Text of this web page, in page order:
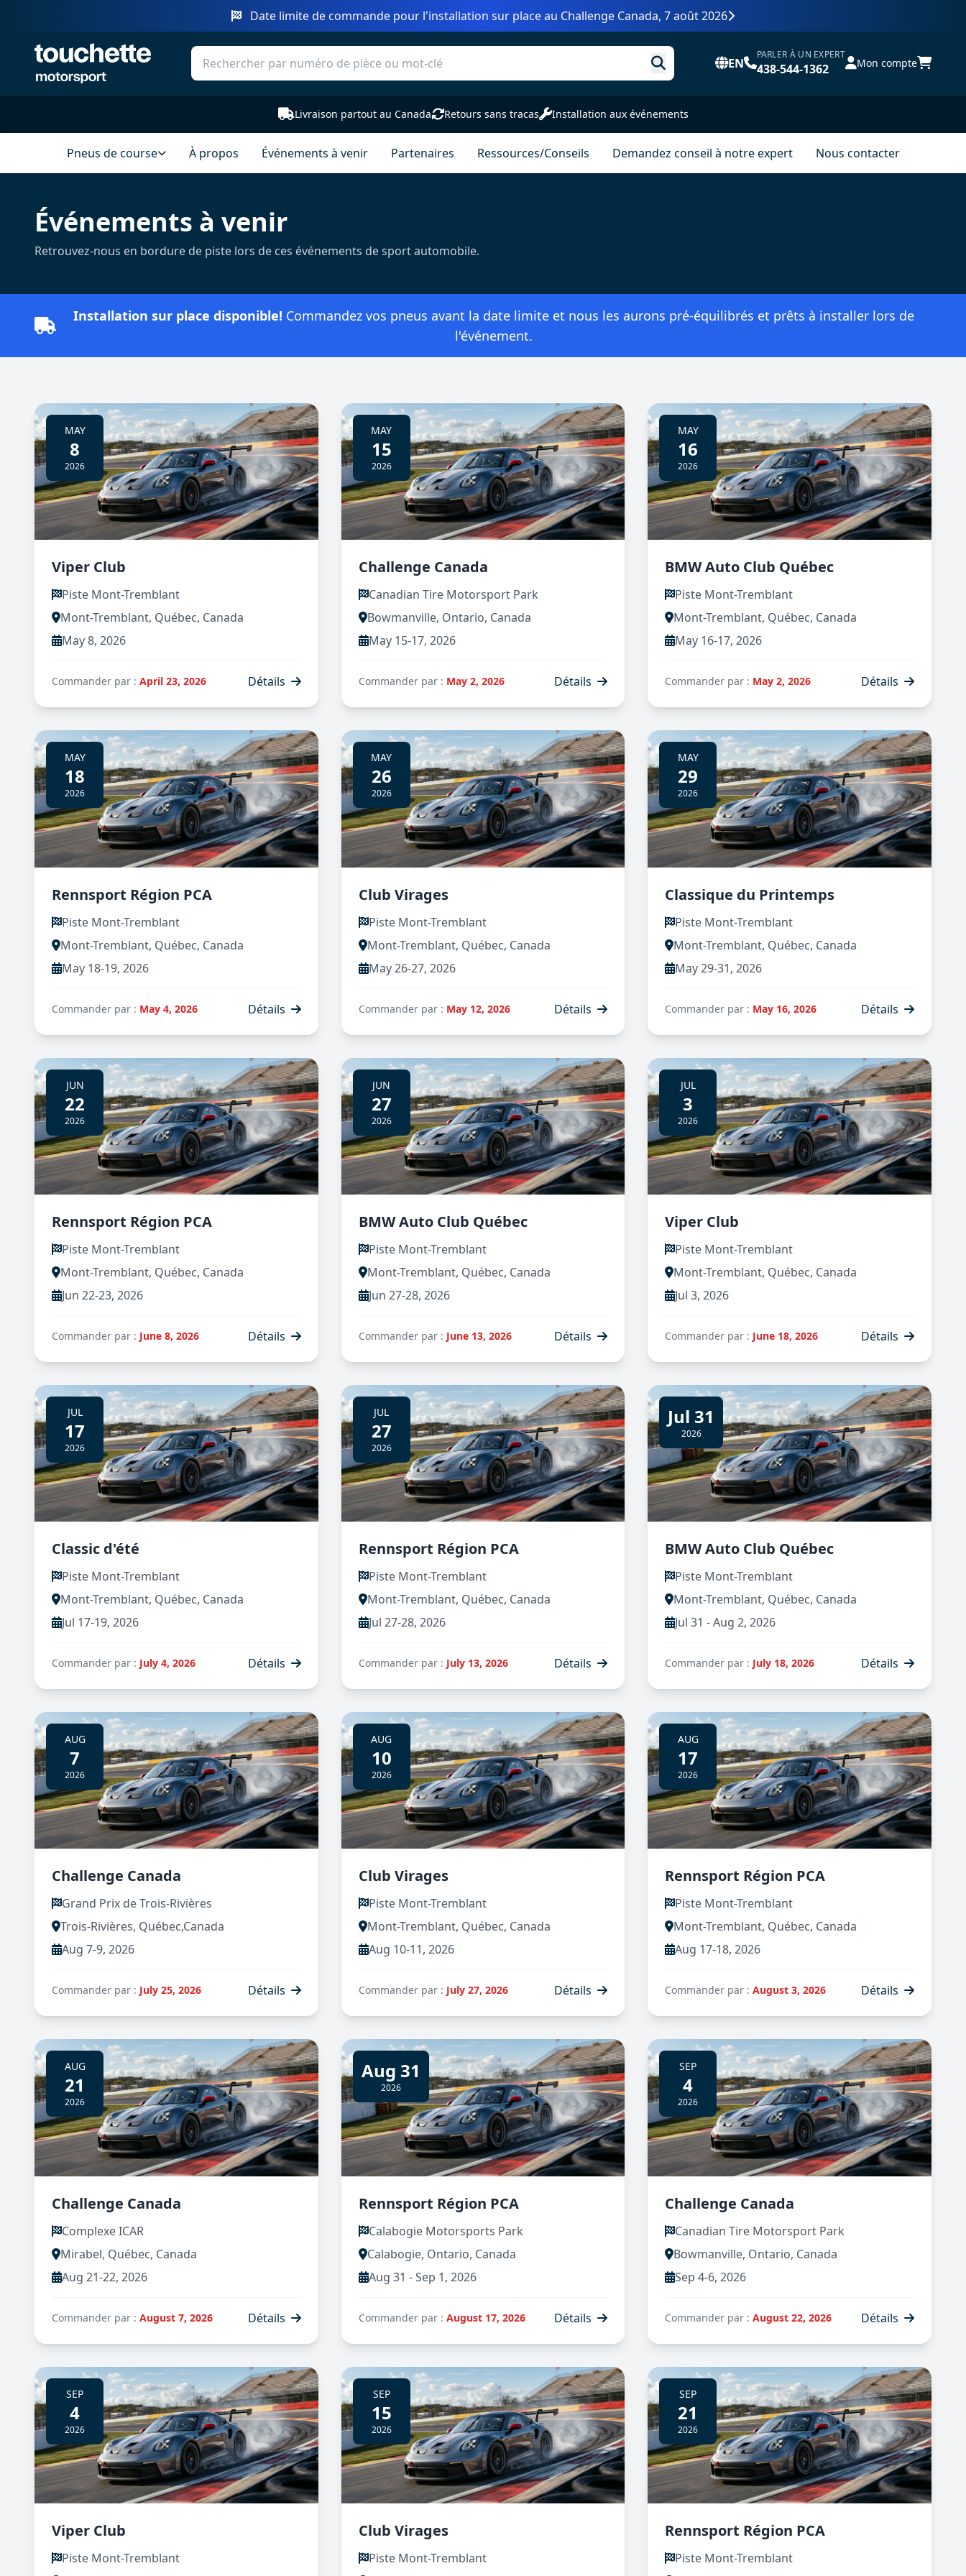
Date limite de commande pour l'installation sur place au Challenge Canada, 7 août 2026
EN
PARLER À UN EXPERT
438-544-1362 Mon compte
Livraison partout au Canada Retours sans tracas Installation aux événements
Pneus de course À propos Événements à venir Partenaires Ressources/Conseils Demandez conseil à notre expert Nous contacter
Événements à venir
Retrouvez-nous en bordure de piste lors de ces événements de sport automobile.
Installation sur place disponible! Commandez vos pneus avant la date limite et nous les aurons pré-équilibrés et prêts à installer lors de
l'événement.
MAY
8
2026
Viper Club
Piste Mont-Tremblant
Mont-Tremblant, Québec, Canada
May 8, 2026
Commander par : April 23, 2026 Détails
MAY
15
2026
Challenge Canada
Canadian Tire Motorsport Park
Bowmanville, Ontario, Canada
May 15-17, 2026
Commander par : May 2, 2026 Détails
MAY
16
2026
BMW Auto Club Québec
Piste Mont-Tremblant
Mont-Tremblant, Québec, Canada
May 16-17, 2026
Commander par : May 2, 2026 Détails
MAY
18
2026
Rennsport Région PCA
Piste Mont-Tremblant
Mont-Tremblant, Québec, Canada
May 18-19, 2026
Commander par : May 4, 2026 Détails
MAY
26
2026
Club Virages
Piste Mont-Tremblant
Mont-Tremblant, Québec, Canada
May 26-27, 2026
Commander par : May 12, 2026 Détails
MAY
29
2026
Classique du Printemps
Piste Mont-Tremblant
Mont-Tremblant, Québec, Canada
May 29-31, 2026
Commander par : May 16, 2026 Détails
JUN
22
2026
Rennsport Région PCA
Piste Mont-Tremblant
Mont-Tremblant, Québec, Canada
Jun 22-23, 2026
Commander par : June 8, 2026 Détails
JUN
27
2026
BMW Auto Club Québec
Piste Mont-Tremblant
Mont-Tremblant, Québec, Canada
Jun 27-28, 2026
Commander par : June 13, 2026 Détails
JUL
3
2026
Viper Club
Piste Mont-Tremblant
Mont-Tremblant, Québec, Canada
Jul 3, 2026
Commander par : June 18, 2026 Détails
JUL
17
2026
Classic d'été
Piste Mont-Tremblant
Mont-Tremblant, Québec, Canada
Jul 17-19, 2026
Commander par : July 4, 2026 Détails
JUL
27
2026
Rennsport Région PCA
Piste Mont-Tremblant
Mont-Tremblant, Québec, Canada
Jul 27-28, 2026
Commander par : July 13, 2026 Détails
Jul 31
2026
BMW Auto Club Québec
Piste Mont-Tremblant
Mont-Tremblant, Québec, Canada
Jul 31 - Aug 2, 2026
Commander par : July 18, 2026 Détails
AUG
7
2026
Challenge Canada
Grand Prix de Trois-Rivières
Trois-Rivières, Québec,Canada
Aug 7-9, 2026
Commander par : July 25, 2026 Détails
AUG
10
2026
Club Virages
Piste Mont-Tremblant
Mont-Tremblant, Québec, Canada
Aug 10-11, 2026
Commander par : July 27, 2026 Détails
AUG
17
2026
Rennsport Région PCA
Piste Mont-Tremblant
Mont-Tremblant, Québec, Canada
Aug 17-18, 2026
Commander par : August 3, 2026 Détails
AUG
21
2026
Challenge Canada
Complexe ICAR
Mirabel, Québec, Canada
Aug 21-22, 2026
Commander par : August 7, 2026 Détails
Aug 31
2026
Rennsport Région PCA
Calabogie Motorsports Park
Calabogie, Ontario, Canada
Aug 31 - Sep 1, 2026
Commander par : August 17, 2026 Détails
SEP
4
2026
Challenge Canada
Canadian Tire Motorsport Park
Bowmanville, Ontario, Canada
Sep 4-6, 2026
Commander par : August 22, 2026 Détails
SEP
4
2026
Viper Club
Piste Mont-Tremblant
SEP
15
2026
Club Virages
Piste Mont-Tremblant
SEP
21
2026
Rennsport Région PCA
Piste Mont-Tremblant